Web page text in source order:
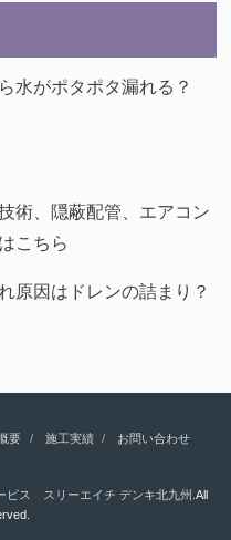
水がポタポタ漏れる？
術、隠蔽配管、エアコン
こちら
原因はドレンの詰まり？
要 施工実績 お問い合わせ
ビス スリーエイチ デンキ北九州 .All